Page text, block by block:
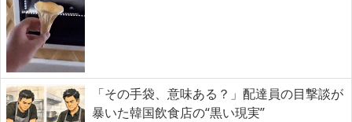
「その手袋、意味ある？」配達員の目撃談が
暴いた韓国飲食店の“黒い現実”